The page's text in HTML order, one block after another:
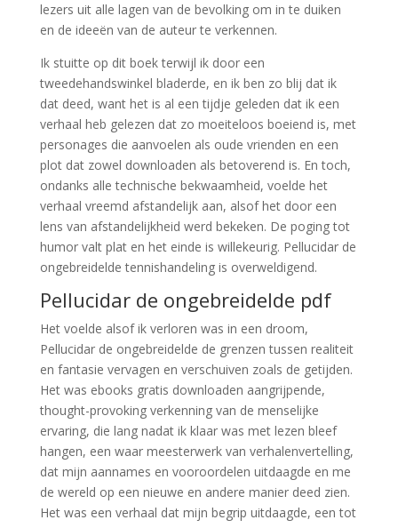
lezers uit alle lagen van de bevolking om in te duiken
en de ideeën van de auteur te verkennen.
Ik stuitte op dit boek terwijl ik door een
tweedehandswinkel bladerde, en ik ben zo blij dat ik
dat deed, want het is al een tijdje geleden dat ik een
verhaal heb gelezen dat zo moeiteloos boeiend is, met
personages die aanvoelen als oude vrienden en een
plot dat zowel downloaden als betoverend is. En toch,
ondanks alle technische bekwaamheid, voelde het
verhaal vreemd afstandelijk aan, alsof het door een
lens van afstandelijkheid werd bekeken. De poging tot
humor valt plat en het einde is willekeurig. Pellucidar de
ongebreidelde tennishandeling is overweldigend.
Pellucidar de ongebreidelde pdf
Het voelde alsof ik verloren was in een droom,
Pellucidar de ongebreidelde de grenzen tussen realiteit
en fantasie vervagen en verschuiven zoals de getijden.
Het was ebooks gratis downloaden aangrijpende,
thought-provoking verkenning van de menselijke
ervaring, die lang nadat ik klaar was met lezen bleef
hangen, een waar meesterwerk van verhalenvertelling,
dat mijn aannames en vooroordelen uitdaagde en me
de wereld op een nieuwe en andere manier deed zien.
Het was een verhaal dat mijn begrip uitdaagde, een tot